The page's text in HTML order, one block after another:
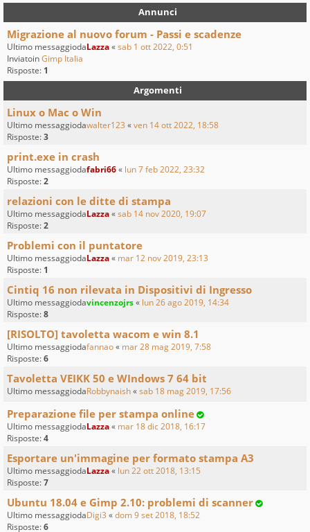
Annunci
Migrazione al nuovo forum - Passi e scadenze
Ultimo messaggiodaLazza«sab 1 ott 2022, 0:51
InviatoinGimp Italia
Risposte: 1
Argomenti
Linux o Mac o Win
Ultimo messaggiodawalter123 «ven 14 ott 2022, 18:58
Risposte:3
print.exe in crash
Ultimo messaggiodafabri66« lun 7 feb 2022, 23:32
Risposte:2
relazioni con le ditte di stampa
Ultimo messaggiodaLazza«sab 14 nov 2020, 19:07
Risposte:2
Problemi con il puntatore
Ultimo messaggiodaLazza« mar 12 nov 2019, 23:13
Risposte: 1
Cintiq 16 non rilevata in Dispositivi di Ingresso
Ultimo messaggiodavincenzojrs« lun 26 ago 2019, 14:34
Risposte:8
[RISOLTO] tavoletta wacom e win 8.1
Ultimo messaggiodafannao« mar 28 mag 2019, 7:58
Risposte:6
Tavoletta VEIKK 50 e WIndows 7 64 bit
Ultimo messaggiodaRobbynaish«sab 18 mag 2019, 17:56
Preparazione file per stampa online
Ultimo messaggiodaLazza« mar 18 dic 2018, 16:17
Risposte:4
Esportare un'immagine per formato stampa A3
Ultimo messaggiodaLazza« lun 22 ott 2018, 13:15
Risposte:7
Ubuntu 18.04 e Gimp 2.10: problemi di scanner
Ultimo messaggiodaDigi3 «dom 9 set 2018, 18:52
Risposte:6